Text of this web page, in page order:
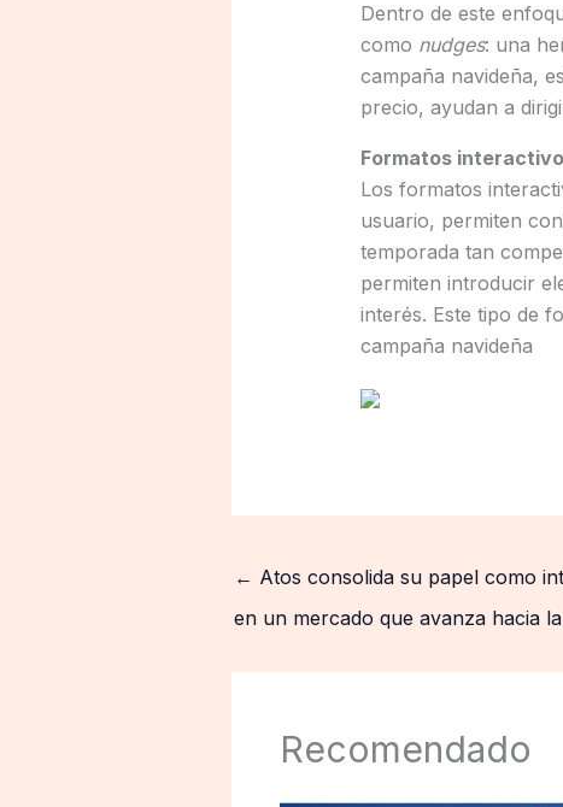
Dentro de este
como nudges: una
campaña navideña,
precio, ayudan a
Formatos
Los formatos
usuario, permiten
temporada tan
permiten introducir
interés. Este tipo de
campaña navideña
← Atos consolida su papel como
en un mercado que avanza hacia
Recomendado